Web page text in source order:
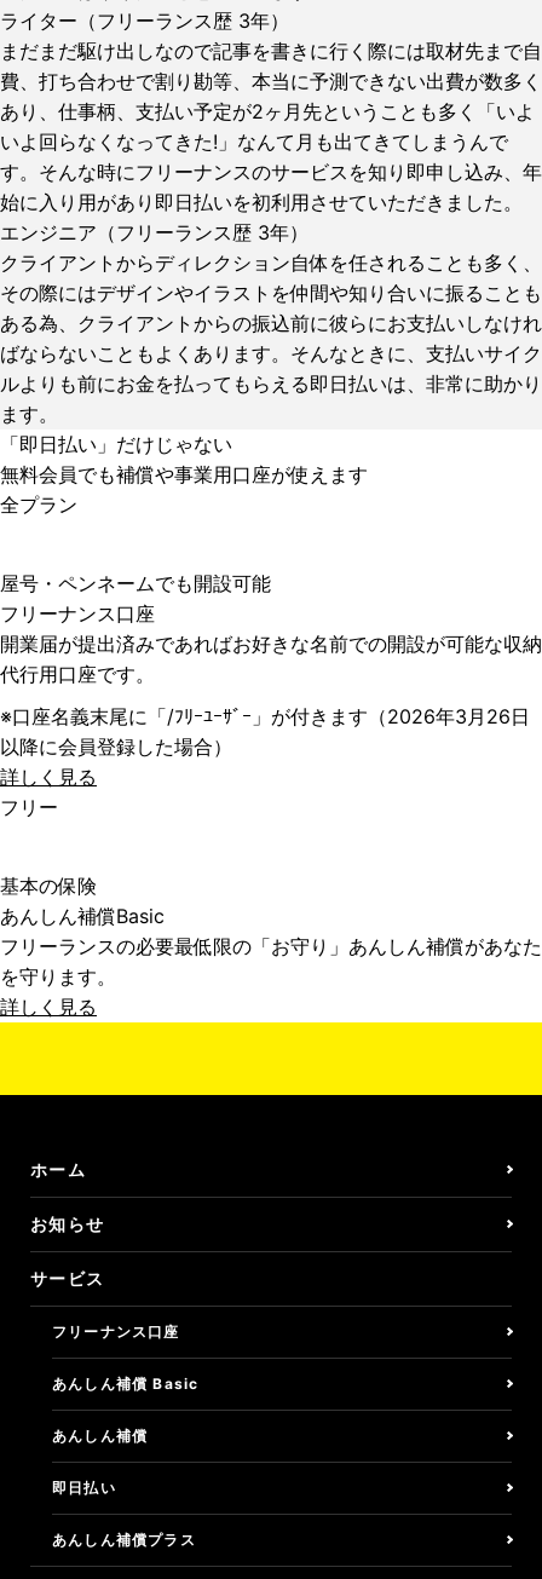
ライター（フリーランス歴 3年）
まだまだ駆け出しなので記事を書きに行く際には取材先まで自
費、打ち合わせで割り勘等、本当に予測できない出費が数多く
あり、仕事柄、支払い予定が2ヶ月先ということも多く「いよ
いよ回らなくなってきた!」なんて月も出てきてしまうんで
す。そんな時にフリーナンスのサービスを知り即申し込み、年
始に入り用があり即日払いを初利用させていただきました。
エンジニア（フリーランス歴 3年）
クライアントからディレクション自体を任されることも多く、
その際にはデザインやイラストを仲間や知り合いに振ることも
ある為、クライアントからの振込前に彼らにお支払いしなけれ
ばならないこともよくあります。そんなときに、支払いサイク
ルよりも前にお金を払ってもらえる即日払いは、非常に助かり
ます。
「即日払い」だけじゃない
無料会員でも補償や事業用口座が使えます
全プラン
屋号・ペンネームでも開設可能
フリーナンス口座
開業届が提出済みであればお好きな名前での開設が可能な収納
代行用口座です。
※口座名義末尾に「/ﾌﾘｰﾕｰｻﾞｰ」が付きます（2026年3月26日
以降に会員登録した場合）
詳しく見る
フリー
基本の保険
あんしん補償Basic
フリーランスの必要最低限の「お守り」あんしん補償があなた
を守ります。
詳しく見る
ホーム
お知らせ
サービス
フリーナンス口座
あんしん補償 Basic
あんしん補償
即日払い
あんしん補償プラス